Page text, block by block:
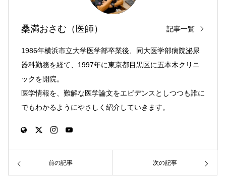
桑満おさむ（医師） 記事一覧
1986年横浜市立大学医学部卒業後、同大医学部病院泌尿
器科勤務を経て、1997年に東京都目黒区に五本木クリニ
ックを開院。
医学情報を、難解な医学論文をエビデンスとしつつも誰に
でもわかるようにやさしく紹介していきます。
前の記事 次の記事